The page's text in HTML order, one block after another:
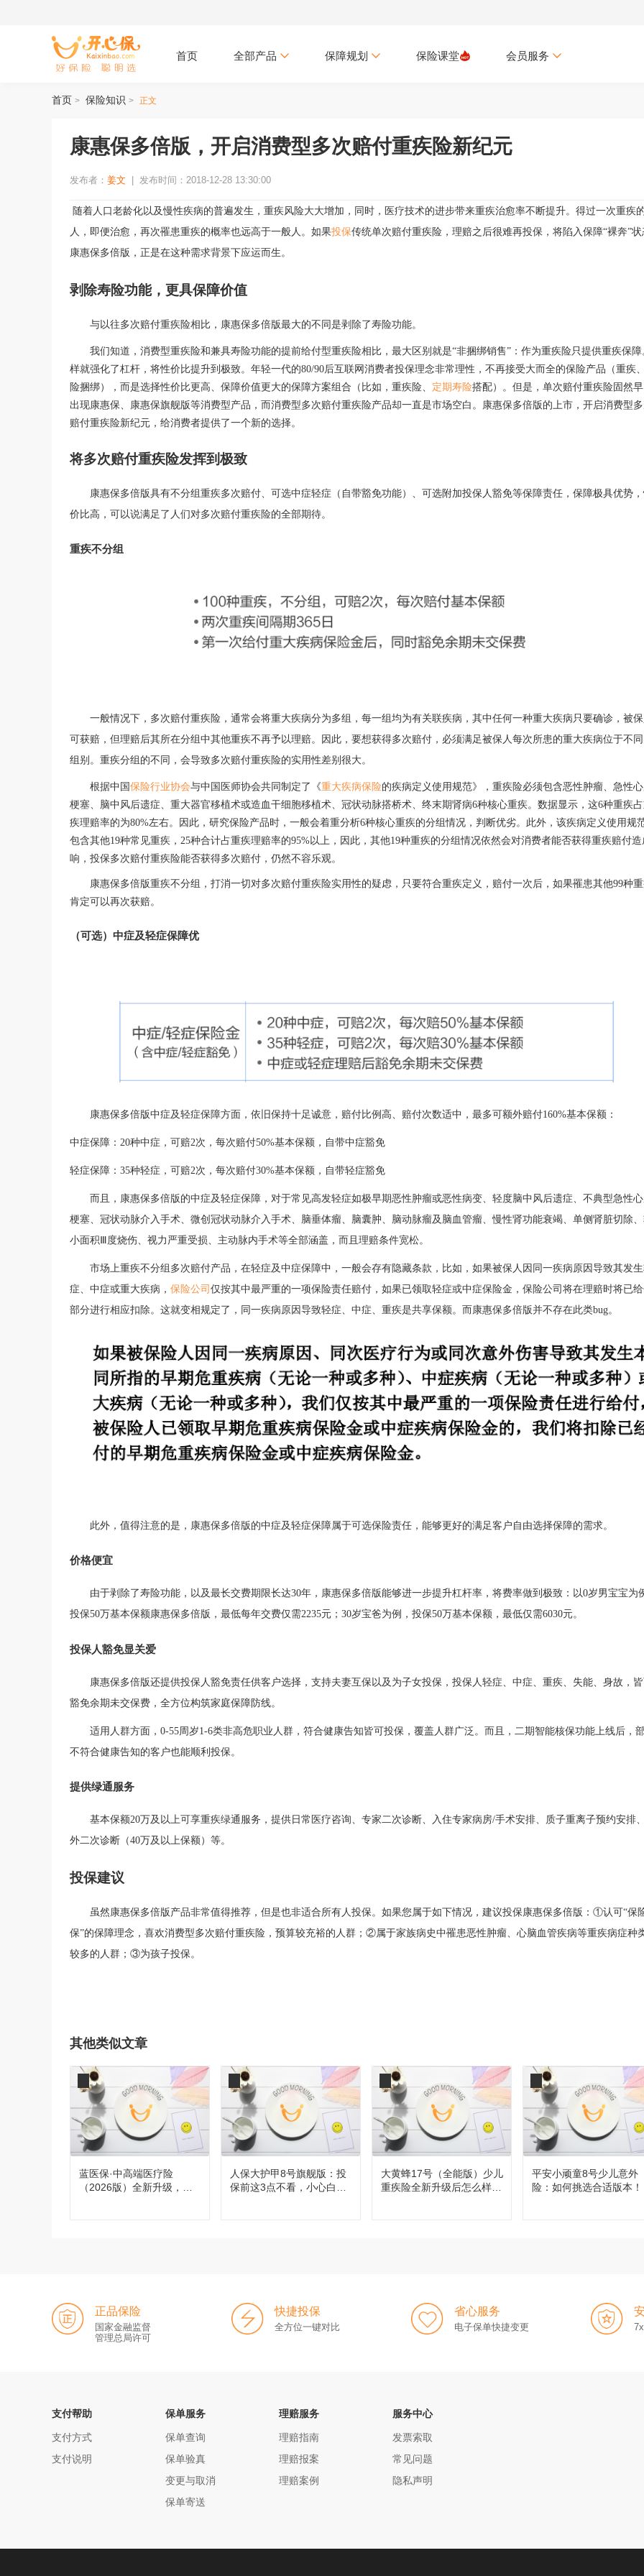
首页 全部产品 保障规划 保险课堂 会员服务
首页 > 保险知识 > 正文
康惠保多倍版，开启消费型多次赔付重疾险新纪元
发布者： 姜文 发布时间：2018-12-28 13:30:00
随着人口老龄化以及慢性疾病的普遍发生，重疾风险大大增加， 同时， 医疗技术的进步带来重疾治愈率不断提升。得过一次重疾
人， 即便治愈， 再次罹患重疾的概率也远高于一般人 。如果投保传统单次赔付重疾险，理赔之后很难再投保，将陷入保障“裸奔”
康惠保多倍版，正是在这种需求背景下应运而生。
剥除寿险功能，更具保障价值
与以往多次赔付重疾险相比， 康惠保多倍版最大的不同是剥除了寿险功能。
我们知道，消费型重疾险和兼具寿险功能的提前给付型重疾险相比，最大区别就是“非捆绑销售”：作为重疾险只提供重疾保
样就强化了杠杆，将性价比提升到极致。 年轻一代的80/90后互联网消费者投保理念非常理性，不再接受大而全的保险产品（重疾
险捆绑），而是选择性价比更高、保障价值更大的保障方案组合（比如，重疾险、 定期寿险搭配）。但是，单次赔付重疾险固然
出现康惠保、康惠保旗舰版等消费型产品，而消费型多次赔付重疾险产品却一直是市场空白。康惠保多倍版的上市，开启消费型
赔付重疾险新纪元，给消费者提供了一个新的选择。
将多次赔付重疾险发挥到极致
康惠保多倍版具有不分组重疾多次赔付、可选中症轻症（自带豁免功能）、可选附加投保人豁免等保障责任，保障极具优势，
价比高 ，可以说满足 了 人们对多次赔付重疾险的全部期待。
重疾不分组
一般情况下，多次赔付重疾险，通常会将重大疾病分为多组，每一组均为有关联疾病，其中任何一种重大疾病只要确诊，被
可获赔，但理赔后其所在分组中其他重疾不再予以理赔。因此，要想获得多次赔付，必须满足被保人每次所患的重大疾病位于不
组别。重疾分组的不同，会导致多次赔付重疾险的实用性差别很大。
根据中国 保险行业协会与中国医师协会共同制定了《重大疾病保险的疾病定义使用规范》，重疾险必须包含恶性肿瘤、急性
梗塞、脑中风后遗症、重大器官移植术或造血干细胞移植术、冠状动脉搭桥术、终末期肾病6种核心重疾。数据显示，这6种重疾
疾理赔率的为80%左右。因此，研究保险产品时， 一般会着重分析6种核心重疾的分组情况， 判断优劣。 此外， 该疾病定义使用规
包含其他19种常见重疾， 25种合计占重疾理赔率的95%以上，因此，其他19种重疾的分组情况依然会对消费者能否获得重疾赔付造
响，投保多次赔付重疾险能否获得多次赔付，仍然不容乐观。
康惠保多倍版重疾不分组，打消一切对多次赔付重疾险实用性的疑虑，只要符合重疾定义，赔付一次后，如果罹患其他99种
肯定可以再次获赔。
（可选） 中症及轻症保障优
康惠保多倍版中症及轻症保障方面，依旧保持十足诚意，赔付比例高、赔付次数适中，最多可额外赔付160%基本保额：
中症保障： 20种中症，可赔2次，每次赔付50%基本保额，自带中症豁免
轻症保障： 35种轻症，可赔2次，每次赔付30%基本保额，自带轻症豁免
而且，康惠保多倍版的中症及轻症保障，对于常见高发轻症如极早期恶性肿瘤或恶性病变、轻度脑中风后遗症、不典型急性
梗塞、冠状动脉介入手术、微创冠状动脉介入手术、脑垂体瘤、脑囊肿、脑动脉瘤及脑血管瘤、慢性肾功能衰竭、单侧肾脏切除
小面积 Ⅲ度烧伤、视力严重受损、主动脉内手术等全部涵盖，而且理赔条件宽松。
市场上重疾不分组多次赔付产品，在轻症及中症保障中，一般会存有隐藏条款，比如，如果被保人因同一疾病原因导致其发
症、中症或重大疾病， 保险公司 仅按其中最严重的一项保险责任赔付，如果已领取轻症或中症保险金，保险公司将在理赔时将已
部分进行相应扣除。这就变相规定了，同一疾病原因导致轻症、中症、重疾是共享保额。而康惠保多倍版并不存在此类bug。
此外，值得注意的是，康惠保多倍版的中症及轻症保障属于可选保险责任，能够更好的满足客户自由选择保障的需求。
价格便宜
由于剥除了寿险功能，以及最长交费期限长达30年，康惠保多倍版能够进一步提升杠杆率，将费率做到极致：以0岁男宝宝为
投保50万基本保额康惠保多倍版，最低每年交费仅需2235元；30岁宝爸为例，投保50万基本保额，最低仅需6030元。
投保人豁免显关爱
康惠保多倍版还提供投保人豁免责任供客户选择，支持夫妻互保以及为子女投保，投保人轻症、中症、重疾、失能、身故，
豁免余期未交保费，全方位构筑家庭保障防线。
适用人群方面， 0-55周岁1-6类非高危职业人群，符合健康告知皆可投保，覆盖人群广泛。而且，二期智能核保功能上线后，
不符合健康告知的客户也能顺利投保。
提供绿通服务
基本保额20万及以上可享重疾绿通服务，提供日常医疗咨询、专家二次诊断、入住专家病房/手术安排、质子重离子预约安排
外二次诊断（40万及以上保额）等。
投保建议
虽然康惠保多倍版产品非常值得推荐，但是也非适合所有人投保。如果您属于如下情况，建议投保康惠保多倍版： ①认可“保
保”的保障理念，喜欢消费型多次赔付重疾险，预算较充裕的人群；②属于家族病史中罹患恶性肿瘤、心脑血管疾病等重疾病症种
较多的人群 ； ③为孩子投保。
其他类似文章
蓝医保·中高端医疗险
（2026版）全新升级，都
人保大护甲8号旗舰版：投
保前这3点不看，小心白
大黄蜂17号（全能版）少儿
重疾险全新升级后怎么样，
平安小顽童8号少儿意外
险：如何挑选合适版本！
正品保险
国家金融监督
管理总局许可
快捷投保
全方位一键对比
省心服务
电子保单快捷变更
支付帮助
支付方式
支付说明
保单服务
保单查询
保单验真
变更与取消
保单寄送
理赔服务
理赔指南
理赔报案
理赔案例
服务中心
发票索取
常见问题
隐私声明